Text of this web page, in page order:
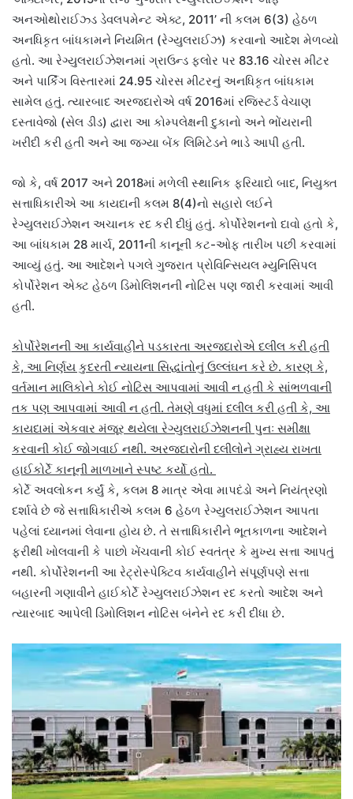
અનઓથોરાઈઝ્ડ ડેવલપમેન્ટ એક્ટ, 2011’ ની કલમ 6(3) હેઠળ
અનધિકૃત બાંધકામને નિયમિત (રેગ્યુલરાઈઝ) કરવાનો આદેશ મેળવ્યો
હતો. આ રેગ્યુલરાઈઝેશનમાં ગ્રાઉન્ડ ફ્લોર પર 83.16 ચોરસ મીટર
અને પાર્કિંગ વિસ્તારમાં 24.95 ચોરસ મીટરનું અનધિકૃત બાંધકામ
સામેલ હતું. ત્યારબાદ અરજદારોએ વર્ષ 2016માં રજિસ્ટર્ડ વેચાણ
દસ્તાવેજો (સેલ ડીડ) દ્વારા આ કોમ્પલેક્ષની દુકાનો અને ભોંયરાની
ખરીદી કરી હતી અને આ જગ્યા બેંક લિમિટેડને ભાડે આપી હતી.
જો કે, વર્ષ 2017 અને 2018માં મળેલી સ્થાનિક ફરિયાદો બાદ, નિયુક્ત
સત્તાધિકારીએ આ કાયદાની કલમ 8(4)નો સહારો લઈને
રેગ્યુલરાઈઝેશન અચાનક રદ કરી દીધું હતું. કોર્પોરેશનનો દાવો હતો કે,
આ બાંધકામ 28 માર્ચ, 2011ની કાનૂની કટ-ઓફ તારીખ પછી કરવામાં
આવ્યું હતું. આ આદેશને પગલે ગુજરાત પ્રોવિન્સિયલ મ્યુનિસિપલ
કોર્પોરેશન એક્ટ હેઠળ ડિમોલિશનની નોટિસ પણ જારી કરવામાં આવી
હતી.
કોર્પોરેશનની આ કાર્યવાહીને પડકારતા અરજદારોએ દલીલ કરી હતી
કે, આ નિર્ણય કુદરતી ન્યાયના સિદ્ધાંતોનું ઉલ્લંઘન કરે છે. કારણ કે,
વર્તમાન માલિકોને કોઈ નોટિસ આપવામાં આવી ન હતી કે સાંભળવાની
તક પણ આપવામાં આવી ન હતી. તેમણે વધુમાં દલીલ કરી હતી કે, આ
કાયદામાં એકવાર મંજૂર થયેલા રેગ્યુલરાઈઝેશનની પુનઃ સમીક્ષા
કરવાની કોઈ જોગવાઈ નથી. અરજદારોની દલીલોને ગ્રાહ્ય રાખતા
હાઈકોર્ટે કાનૂની માળખાને સ્પષ્ટ કર્યો હતો.
કોર્ટે અવલોકન કર્યું કે, કલમ 8 માત્ર એવા માપદંડો અને નિયંત્રણો
દર્શાવે છે જે સત્તાધિકારીએ કલમ 6 હેઠળ રેગ્યુલરાઈઝેશન આપતા
પહેલાં ધ્યાનમાં લેવાના હોય છે. તે સત્તાધિકારીને ભૂતકાળના આદેશને
ફરીથી ખોલવાની કે પાછો ખેંચવાની કોઈ સ્વતંત્ર કે મુખ્ય સત્તા આપતું
નથી. કોર્પોરેશનની આ રેટ્રોસ્પેક્ટિવ કાર્યવાહીને સંપૂર્ણપણે સત્તા
બહારની ગણાવીને હાઈકોર્ટે રેગ્યુલરાઈઝેશન રદ કરતો આદેશ અને
ત્યારબાદ આપેલી ડિમોલિશન નોટિસ બંનેને રદ કરી દીધા છે.